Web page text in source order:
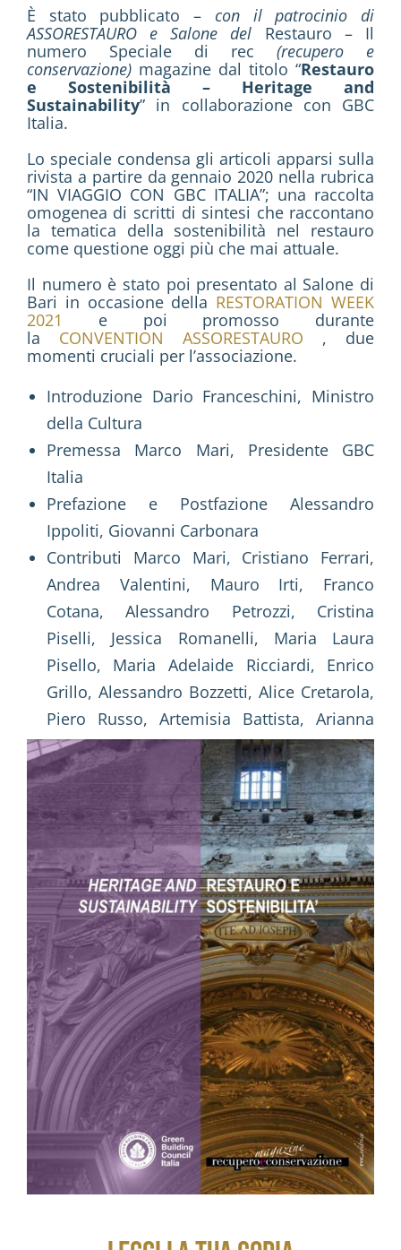
Activities
Contacts
Login
È stato pubblicato – con il patrocinio di
ASSORESTAURO e Salone del Restauro – Il
numero Speciale di rec(recupero e
conservazione)magazine dal titolo “Restauro
e Sostenibilità – Heritage and
Sustainability” in collaborazione con GBC
Italia.
Lo speciale condensa gli articoli apparsi sulla
rivista a partire da gennaio 2020 nella rubrica
“IN VIAGGIO CON GBC ITALIA”; una raccolta
omogenea di scritti di sintesi che raccontano
la tematica della sostenibilità nel restauro
come questione oggi più che mai attuale.
Il numero è stato poi presentato al Salone di
Bari in occasione della RESTORATION WEEK
2021
e poi promosso durante
la CONVENTION ASSORESTAURO , due
momenti cruciali per l’associazione.
Introduzione Dario Franceschini, Ministro
della Cultura
Premessa Marco Mari, Presidente GBC
Italia
Prefazione e Postfazione Alessandro
Ippoliti, Giovanni Carbonara
Contributi Marco Mari, Cristiano Ferrari,
Andrea Valentini, Mauro Irti, Franco
Cotana, Alessandro Petrozzi, Cristina
Piselli, Jessica Romanelli, Maria Laura
Pisello, Maria Adelaide Ricciardi, Enrico
Grillo, Alessandro Bozzetti, Alice Cretarola,
Piero Russo, Artemisia Battista, Arianna
Ferreri, Rosanna Di Palma, Francesca
Mazzon
La pubblicazione“Restauro e Sostenibilità –
Heritage and Sustainability”è consultabile
gratuitamente previa registrazione.